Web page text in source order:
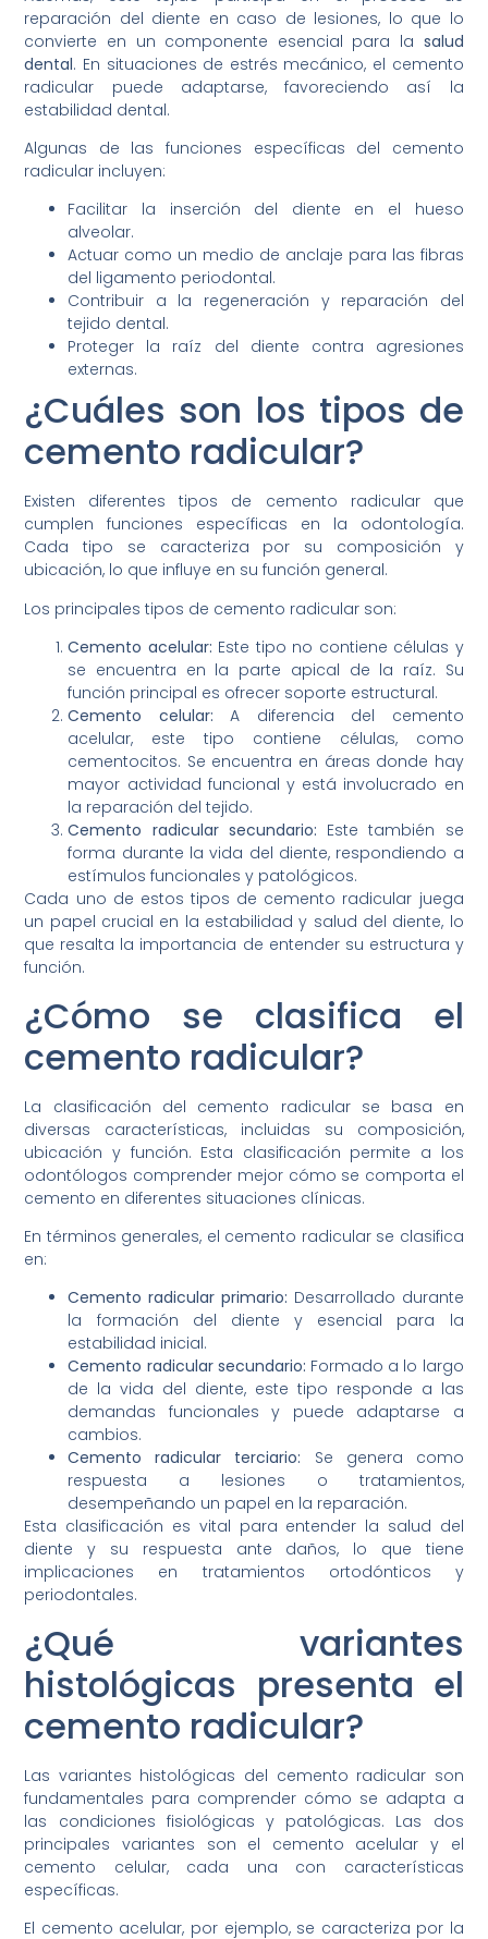
reparación del diente en caso de lesiones, lo que lo
convierte en un componente esencial para la salud
dental. En situaciones de estrés mecánico, el cemento
radicular puede adaptarse, favoreciendo así la
estabilidad dental.
Algunas de las funciones específicas del cemento
radicular incluyen:
Facilitar la inserción del diente en el hueso
alveolar.
Actuar como un medio de anclaje para las fibras
del ligamento periodontal.
Contribuir a la regeneración y reparación del
tejido dental.
Proteger la raíz del diente contra agresiones
externas.
¿Cuáles son los tipos de
cemento radicular?
Existen diferentes tipos de cemento radicular que
cumplen funciones específicas en la odontología.
Cada tipo se caracteriza por su composición y
ubicación, lo que influye en su función general.
Los principales tipos de cemento radicular son:
Cemento acelular: Este tipo no contiene células y
se encuentra en la parte apical de la raíz. Su
función principal es ofrecer soporte estructural.
Cemento celular: A diferencia del cemento
acelular, este tipo contiene células, como
cementocitos. Se encuentra en áreas donde hay
mayor actividad funcional y está involucrado en
la reparación del tejido.
Cemento radicular secundario: Este también se
forma durante la vida del diente, respondiendo a
estímulos funcionales y patológicos.
Cada uno de estos tipos de cemento radicular juega
un papel crucial en la estabilidad y salud del diente, lo
que resalta la importancia de entender su estructura y
función.
¿Cómo se clasifica el
cemento radicular?
La clasificación del cemento radicular se basa en
diversas características, incluidas su composición,
ubicación y función. Esta clasificación permite a los
odontólogos comprender mejor cómo se comporta el
cemento en diferentes situaciones clínicas.
En términos generales, el cemento radicular se clasifica
en:
Cemento radicular primario: Desarrollado durante
la formación del diente y esencial para la
estabilidad inicial.
Cemento radicular secundario: Formado a lo largo
de la vida del diente, este tipo responde a las
demandas funcionales y puede adaptarse a
cambios.
Cemento radicular terciario: Se genera como
respuesta a lesiones o tratamientos,
desempeñando un papel en la reparación.
Esta clasificación es vital para entender la salud del
diente y su respuesta ante daños, lo que tiene
implicaciones en tratamientos ortodónticos y
periodontales.
¿Qué variantes
histológicas presenta el
cemento radicular?
Las variantes histológicas del cemento radicular son
fundamentales para comprender cómo se adapta a
las condiciones fisiológicas y patológicas. Las dos
principales variantes son el cemento acelular y el
cemento celular, cada una con características
específicas.
El cemento acelular, por ejemplo, se caracteriza por la